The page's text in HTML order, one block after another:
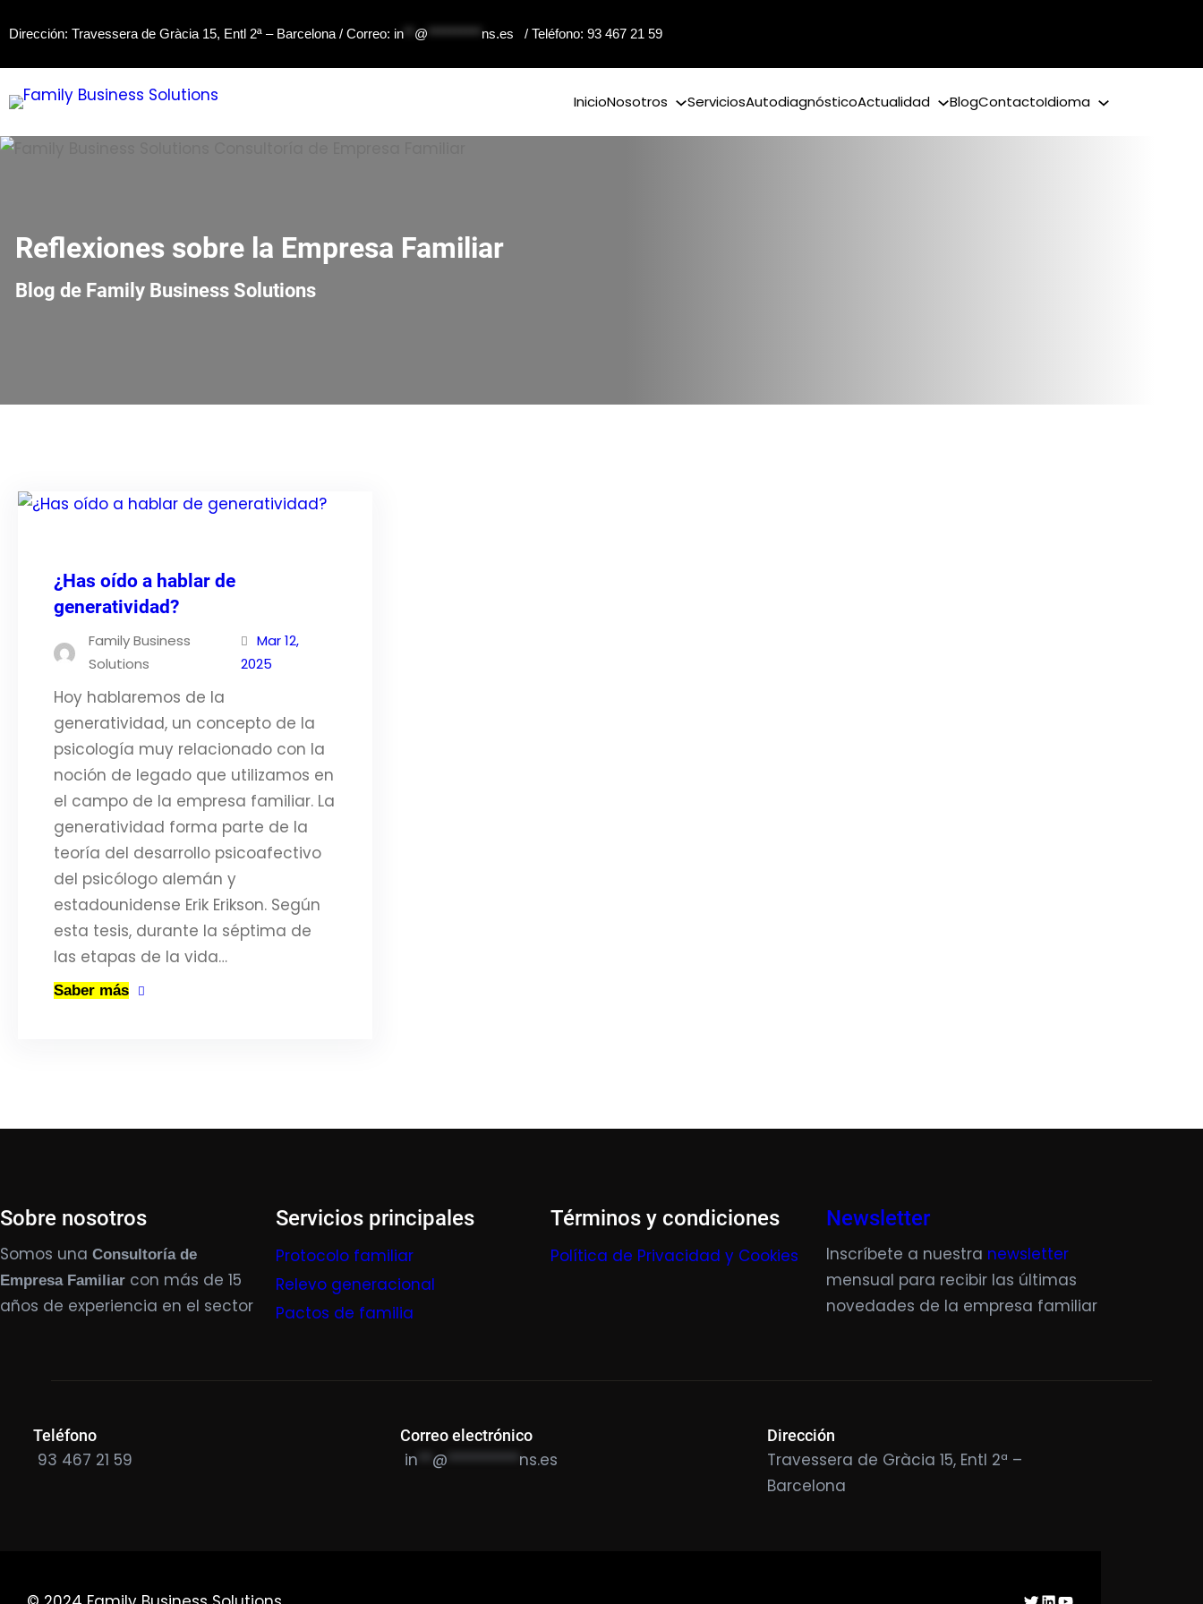
al
contenido
Dirección: Travessera de Gràcia 15, Entl 2ª – Barcelona / Correo: in @ ns.es / Teléfono: 93 467 21 59
InicioNosotros ServiciosAutodiagnósticoActualidad BlogContactoIdioma
Reflexiones sobre la Empresa Familiar
Blog de Family Business Solutions
¿Has oído a hablar de
generatividad?
Family Business
Solutions
Mar 12,
2025
Hoy hablaremos de la
generatividad, un concepto de la
psicología muy relacionado con la
noción de legado que utilizamos en
el campo de la empresa familiar. La
generatividad forma parte de la
teoría del desarrollo psicoafectivo
del psicólogo alemán y
estadounidense Erik Erikson. Según
esta tesis, durante la séptima de
las etapas de la vida…
Saber más
Sobre nosotros
Somos una Consultoría de
Empresa Familiar con más de 15
años de experiencia en el sector
Servicios principales
Protocolo familiar
Relevo generacional
Pactos de familia
Términos y condiciones
Política de Privacidad y Cookies
Newsletter
Inscríbete a nuestra newsletter
mensual para recibir las últimas
novedades de la empresa familiar
Teléfono
93 467 21 59
Correo electrónico
in @ ********** ns.es
Dirección
Travessera de Gràcia 15, Entl 2ª –
Barcelona